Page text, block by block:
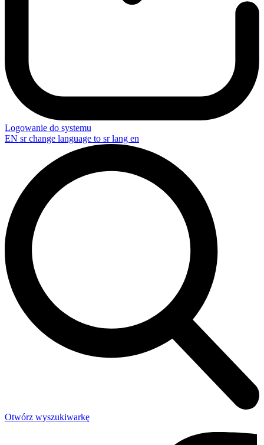
Logowanie do systemu
EN sr change language to sr lang en
Otwórz wyszukiwarkę